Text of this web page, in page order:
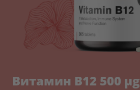
Витамин B12 500 µg